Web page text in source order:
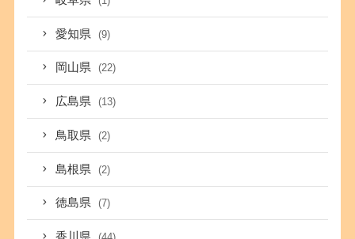
愛知県 (9)
岡山県 (22)
広島県 (13)
鳥取県 (2)
島根県 (2)
徳島県 (7)